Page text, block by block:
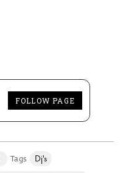
FOLLOW PAGE
Dj's